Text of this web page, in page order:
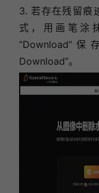
3. 若存在残留痕
式，用画笔涂
“Download”
Download”。